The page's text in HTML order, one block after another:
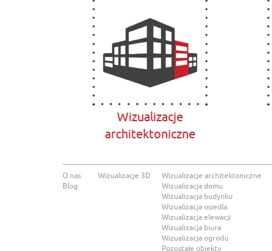
Wizualizacje
architektoniczne
O nas
Blog
Wizualizacje 3D
Wizualizacje architektoniczne
Wizualizacja domu
Wizualizacja budynku
Wizualizacja osiedla
Wizualizacja elewacji
Wizualizacja biura
Wizualizacja ogrodu
Pozostałe obiekty